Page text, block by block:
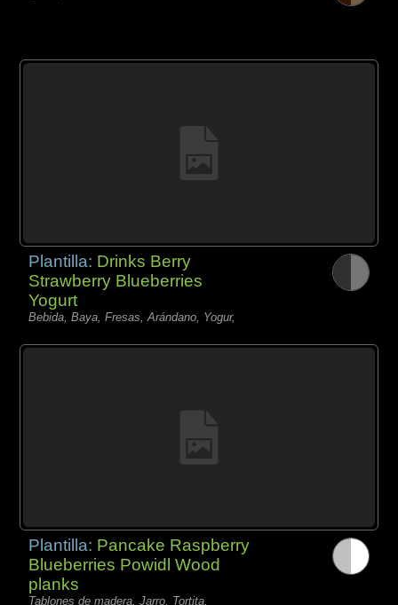
Plantilla: Drinks Berry
Strawberry Blueberries
Yogurt
Bebida, Baya, Fresas, Arándano, Yogur,
Plantilla: Pancake Raspberry
Blueberries Powidl Wood
planks
Tablones de madera, Jarro, Tortita,